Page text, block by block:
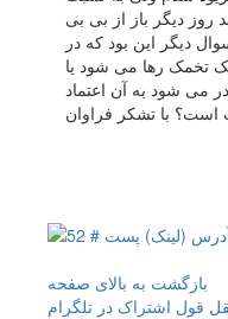
روز دیگر باز از بی بی
دیگر این بود که در
تخمک رها می شود یا
می شود به آن اعتماد
با تشکر فراوان
بازگشت به بالای صفحه
قول اشتراک در تلگرام